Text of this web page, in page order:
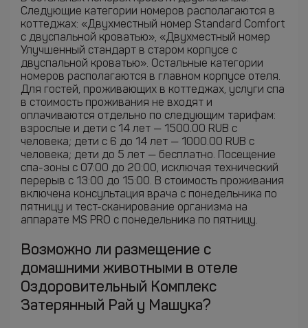
Следующие категории номеров располагаются в
коттеджах: «Двухместный номер Standard Comfort
с двуспальной кроватью», «Двухместный номер
Улучшенный стандарт в старом корпусе с
двуспальной кроватью». Остальные категории
номеров располагаются в главном корпусе отеля.
Для гостей, проживающих в коттеджах, услуги спа
в стоимость проживания не входят и
оплачиваются отдельно по следующим тарифам:
взрослые и дети с 14 лет — 1500.00 RUB с
человека; дети с 6 до 14 лет — 1000.00 RUB с
человека; дети до 5 лет — бесплатно. Посещение
спа-зоны с 07:00 до 20:00, исключая технический
перерыв с 13:00 до 15:00. В стоимость проживания
включена консультация врача с понедельника по
пятницу и тест-сканирование организма на
аппарате MS PRO с понедельника по пятницу.
Возможно ли размещение с
домашними животными в отеле
Оздоровительный Комплекс
Затерянный Рай у Машука?